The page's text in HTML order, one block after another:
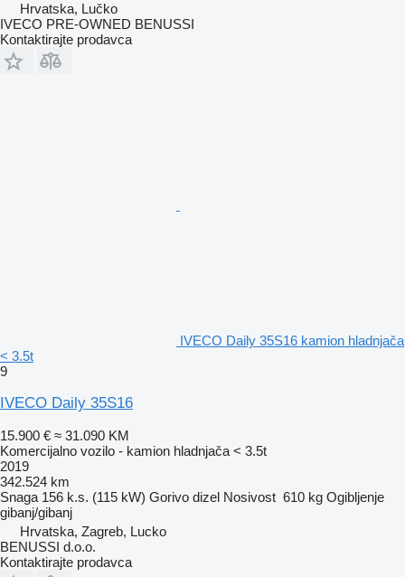
Hrvatska, Lučko
IVECO PRE-OWNED BENUSSI
Kontaktirajte prodavca
IVECO Daily 35S16 kamion hladnjača
< 3.5t
9
IVECO Daily 35S16
15.900 € ≈ 31.090 KM
Komercijalno vozilo - kamion hladnjača < 3.5t
2019
342.524 km
Snaga 156 k.s. (115 kW) Gorivo dizel Nosivost 610 kg Ogibljenje
gibanj/gibanj
Hrvatska, Zagreb, Lucko
BENUSSI d.o.o.
Kontaktirajte prodavca